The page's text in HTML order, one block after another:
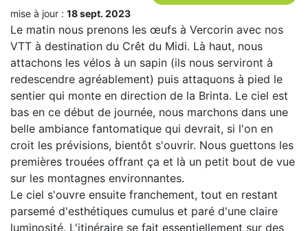
mise à jour : 18 sept. 2023
Le matin nous prenons les œufs à Vercorin avec nos
VTT à destination du Crêt du Midi. Là haut, nous
attachons les vélos à un sapin (ils nous serviront à
redescendre agréablement) puis attaquons à pied le
sentier qui monte en direction de la Brinta. Le ciel est
bas en ce début de journée, nous marchons dans une
belle ambiance fantomatique qui devrait, si l'on en
croit les prévisions, bientôt s'ouvrir. Nous guettons les
premières trouées offrant ça et là un petit bout de vue
sur les montagnes environnantes.
Le ciel s'ouvre ensuite franchement, tout en restant
parsemé d'esthétiques cumulus et paré d'une claire
luminosité. L'itinéraire se fait essentiellement sur des